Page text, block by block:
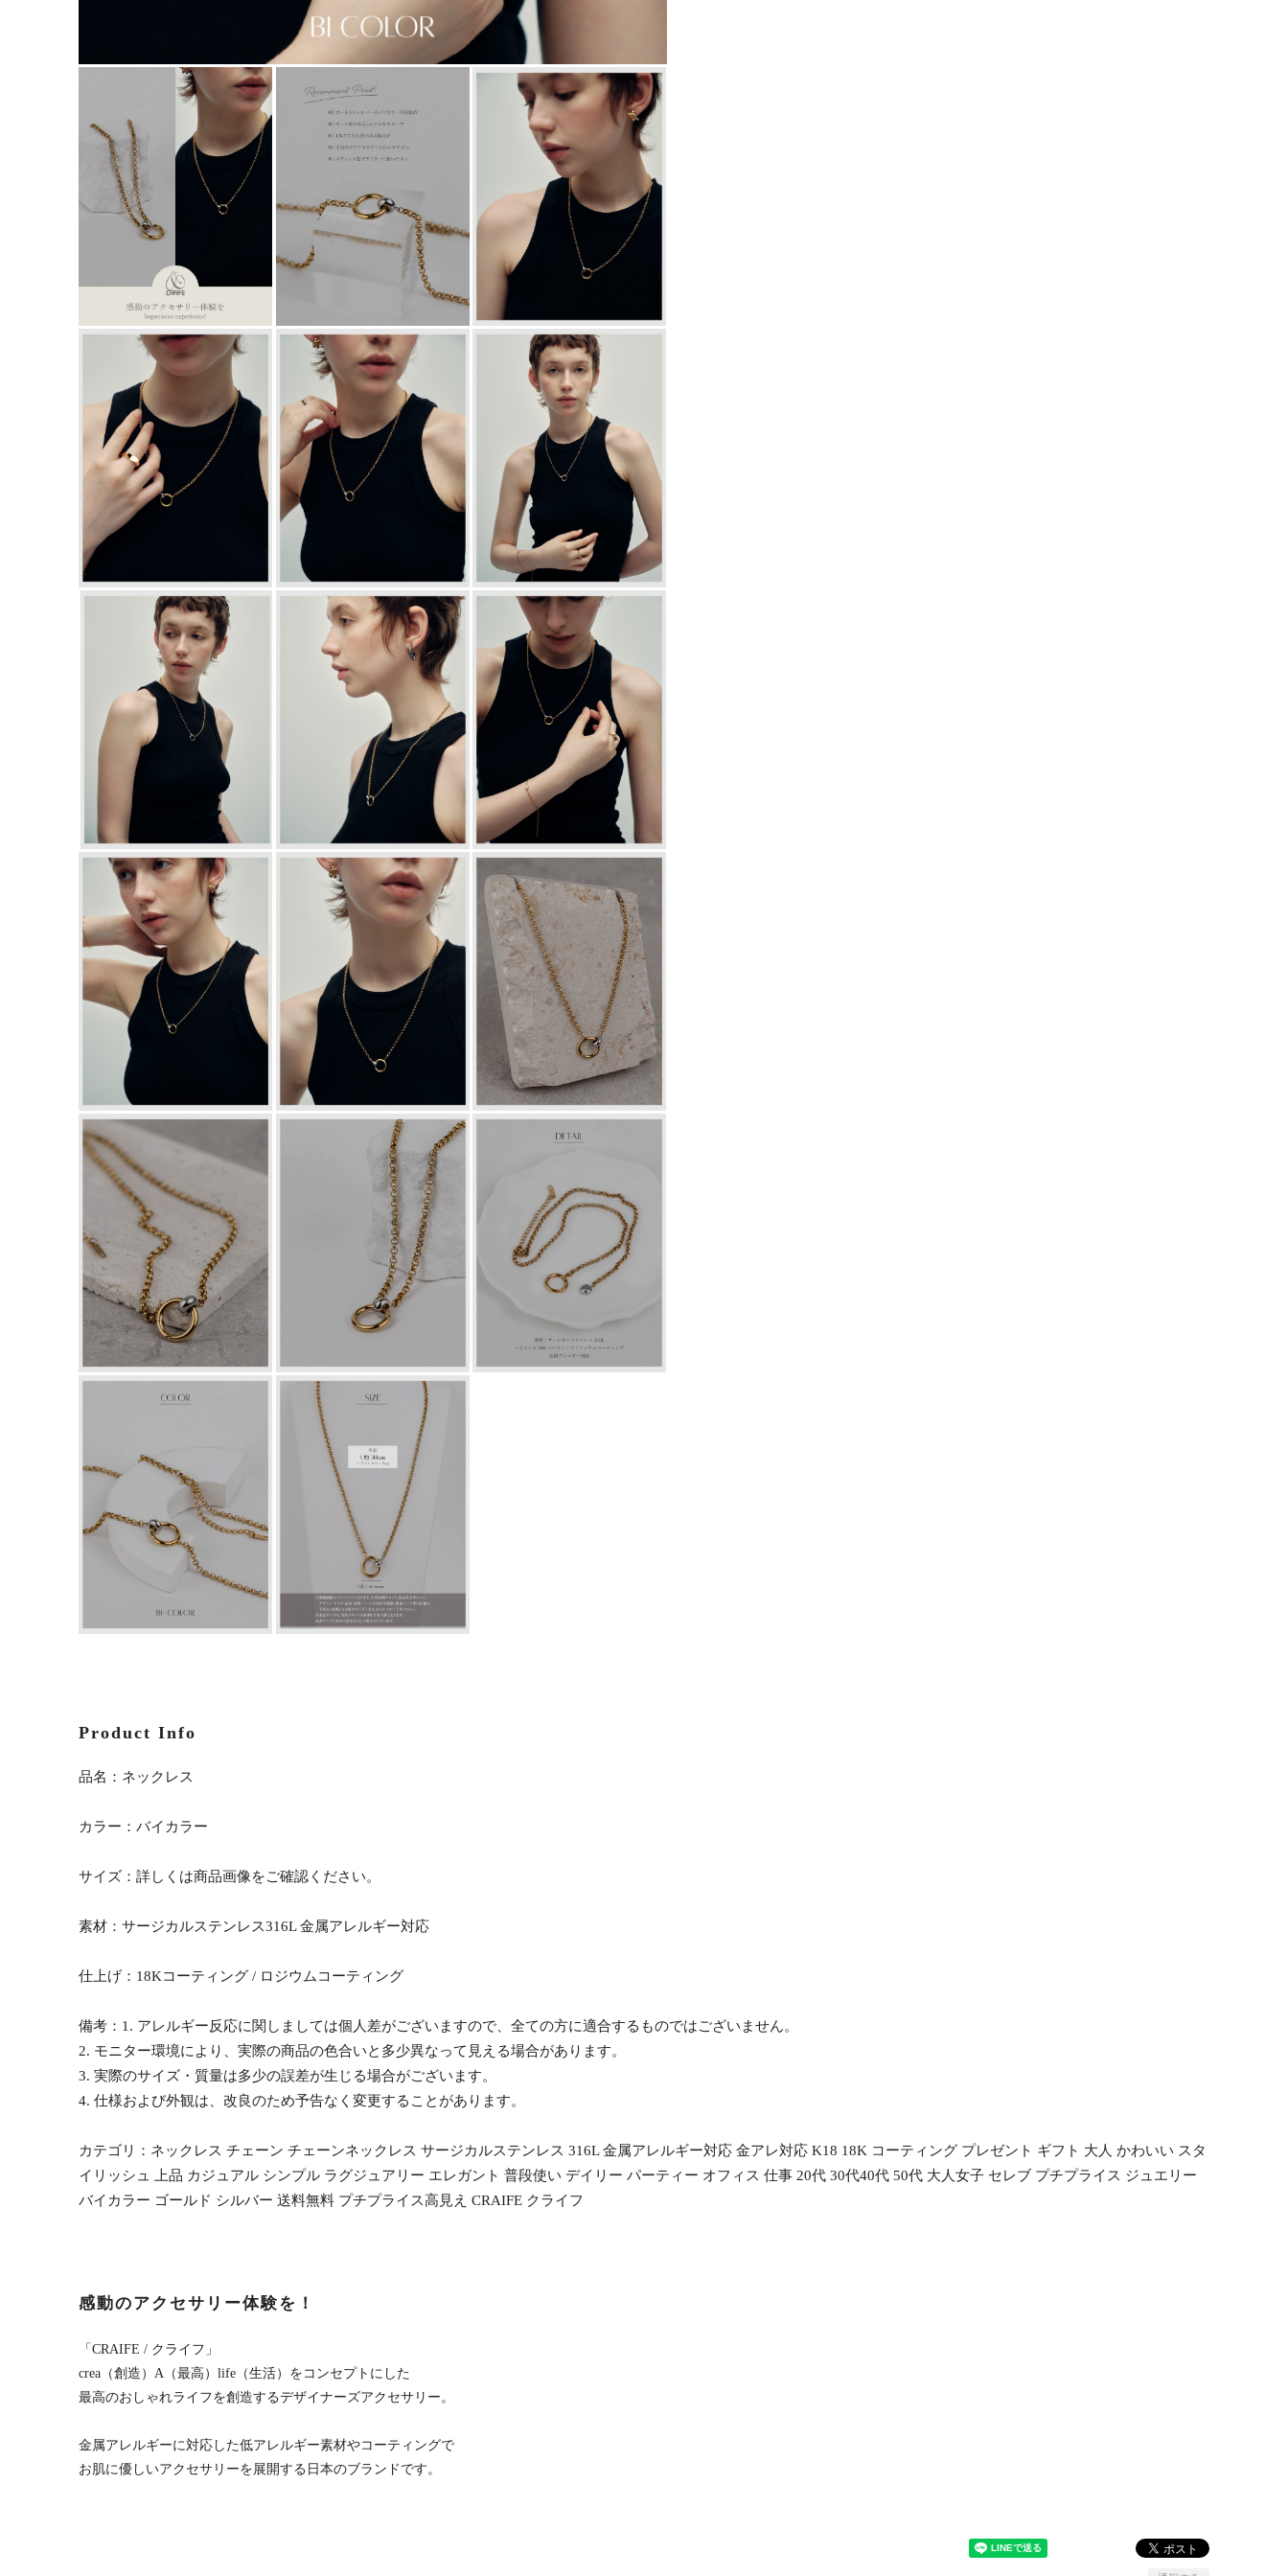
Product Info
品名：ネックレス
カラー：バイカラー
サイズ：詳しくは商品画像をご確認ください。
素材：サージカルステンレス316L 金属アレルギー対応
仕上げ：18Kコーティング / ロジウムコーティング
備考：1. アレルギー反応に関しましては個人差がございますので、全ての方に適合するものではございません。
2. モニター環境により、実際の商品の色合いと多少異なって見える場合があります。
3. 実際のサイズ・質量は多少の誤差が生じる場合がございます。
4. 仕様および外観は、改良のため予告なく変更することがあります。
カテゴリ：ネックレス チェーン チェーンネックレス サージカルステンレス 316L 金属アレルギー対応 金アレ対応 K18 18K コーティング プレゼント ギフト 大人 かわいい スタ
イリッシュ 上品 カジュアル シンプル ラグジュアリー エレガント 普段使い デイリー パーティー オフィス 仕事 20代 30代40代 50代 大人女子 セレブ プチプライス ジュエリー
バイカラー ゴールド シルバー 送料無料 プチプライス高見え CRAIFE クライフ
感動のアクセサリー体験を！
「CRAIFE / クライフ」
crea（創造）A（最高）life（生活）をコンセプトにした
最高のおしゃれライフを創造するデザイナーズアクセサリー。
金属アレルギーに対応した低アレルギー素材やコーティングで
お肌に優しいアクセサリーを展開する日本のブランドです。